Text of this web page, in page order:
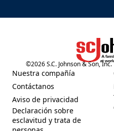
(Opens
©2026S.C. Johnson & Son,
Nuestra compañía
(Opens in a new tab)
Contáctanos
(Opens in a new tab)
Aviso de privacidad
(Opens in a new tab)
Declaración sobre
esclavitud y trata de
(Opens in a new tab)